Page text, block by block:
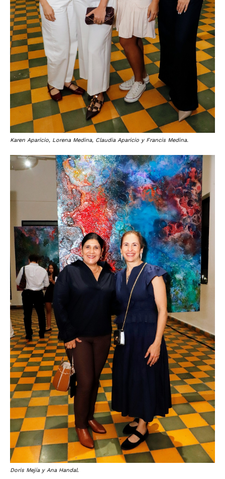
Karen Aparicio, Lorena Medina, Claudia Aparicio y Francis Medina.
Doris Mejía y Ana Handal.